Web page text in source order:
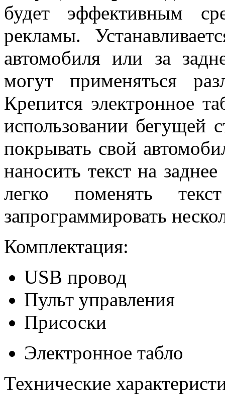
будет эффективным
рекламы.
автомобиля или за
могут применяться
Крепится электронное
использовании бегущей
покрывать свой
наносить текст на
легко поменять
запрограммировать
Комплектация:
USB провод
Пульт управления
Присоски
Электронное табло
Технические